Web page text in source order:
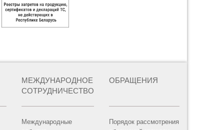
МЕЖДУНАРОДНОЕ
СОТРУДНИЧЕСТВО
Международные
ОБРАЩЕНИЯ
Порядок рассмотрения